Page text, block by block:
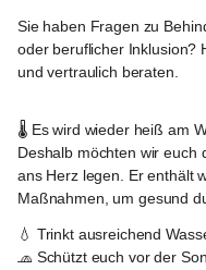
Sie haben Fragen zu
oder beruflicher Inklusion?
und vertraulich beraten.
🌡️ Es wird wieder heiß am
Deshalb möchten wir euch
ans Herz legen. Er enthält
Maßnahmen, um gesund
💧 Trinkt ausreichend
🧢 Schützt euch vor der